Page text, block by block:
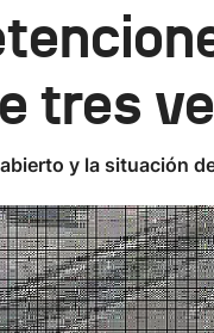
tres
y la situación